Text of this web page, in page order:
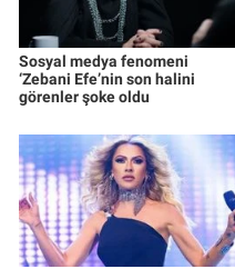
Sosyal medya fenomeni
‘Zebani Efe’nin son halini
görenler şoke oldu